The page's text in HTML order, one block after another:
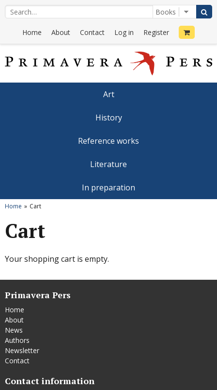
Home About Contact Log in Register
Art
History
Reference works
Literature
In preparation
Home Cart
Cart
Your shopping cart is empty.
Primavera Pers
Home
About
News
Authors
Newsletter
Contact
Contact information